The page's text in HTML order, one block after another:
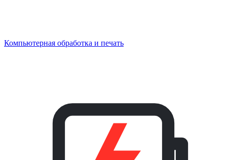
Компьютерная обработка и печать